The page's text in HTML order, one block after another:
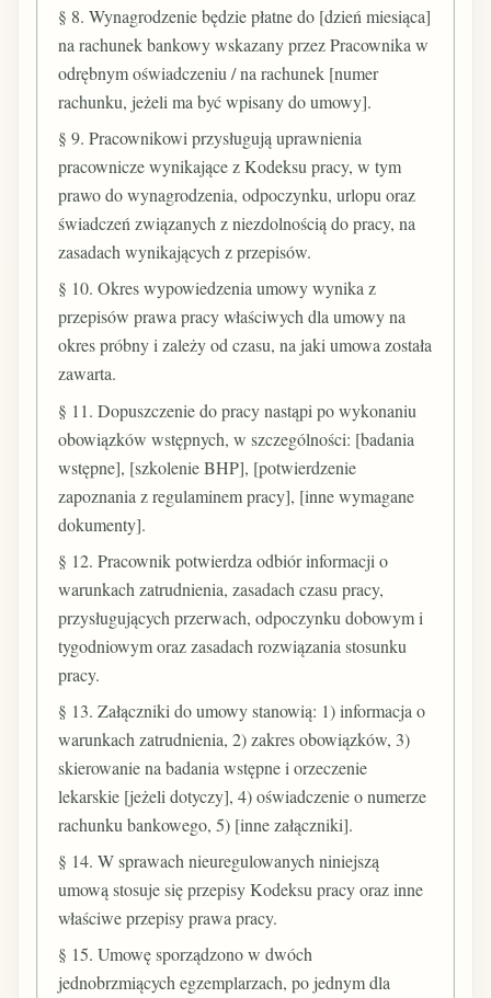
§ 8. Wynagrodzenie będzie płatne do [dzień miesiąca]
na rachunek bankowy wskazany przez Pracownika w
odrębnym oświadczeniu / na rachunek [numer
rachunku, jeżeli ma być wpisany do umowy].
§ 9. Pracownikowi przysługują uprawnienia
pracownicze wynikające z Kodeksu pracy, w tym
prawo do wynagrodzenia, odpoczynku, urlopu oraz
świadczeń związanych z niezdolnością do pracy, na
zasadach wynikających z przepisów.
§ 10. Okres wypowiedzenia umowy wynika z
przepisów prawa pracy właściwych dla umowy na
okres próbny i zależy od czasu, na jaki umowa została
zawarta.
§ 11. Dopuszczenie do pracy nastąpi po wykonaniu
obowiązków wstępnych, w szczególności: [badania
wstępne], [szkolenie BHP], [potwierdzenie
zapoznania z regulaminem pracy], [inne wymagane
dokumenty].
§ 12. Pracownik potwierdza odbiór informacji o
warunkach zatrudnienia, zasadach czasu pracy,
przysługujących przerwach, odpoczynku dobowym i
tygodniowym oraz zasadach rozwiązania stosunku
pracy.
§ 13. Załączniki do umowy stanowią: 1) informacja o
warunkach zatrudnienia, 2) zakres obowiązków, 3)
skierowanie na badania wstępne i orzeczenie
lekarskie [jeżeli dotyczy], 4) oświadczenie o numerze
rachunku bankowego, 5) [inne załączniki].
§ 14. W sprawach nieuregulowanych niniejszą
umową stosuje się przepisy Kodeksu pracy oraz inne
właściwe przepisy prawa pracy.
§ 15. Umowę sporządzono w dwóch
jednobrzmiących egzemplarzach, po jednym dla